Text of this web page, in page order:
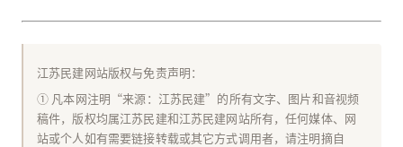
江苏民建网站版权与免责声明：
① 凡本网注明“来源：江苏民建”的所有文字、图片和音视频
稿件，版权均属江苏民建和江苏民建网站所有，任何媒体、网
站或个人如有需要链接转载或其它方式调用者，请注明摘自